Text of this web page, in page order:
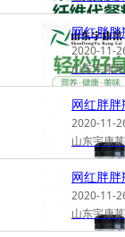
网红胖
2020-11-
山东宇康
网红胖
2020-11-
山东宇康
网红胖
2020-11-
山东宇康